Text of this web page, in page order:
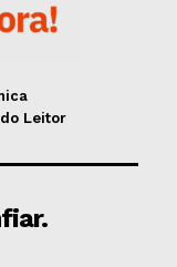
Leitor